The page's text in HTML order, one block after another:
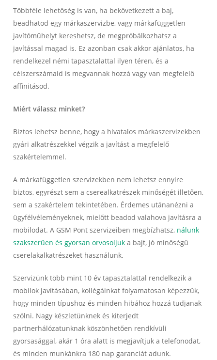
Többféle lehetőség is van, ha bekövetkezett a baj,
beadhatod egy márkaszervizbe, vagy márkafüggetlen
javítóműhelyt kereshetsz, de megpróbálkozhatsz a
javítással magad is. Ez azonban csak akkor ajánlatos, ha
rendelkezel némi tapasztalattal ilyen téren, és a
célszerszámaid is megvannak hozzá vagy van megfelelő
affinitásod.
Miért válassz minket?
Biztos lehetsz benne, hogy a hivatalos márkaszervizekben
gyári alkatrészekkel végzik a javítást a megfelelő
szakértelemmel.
A márkafüggetlen szervizekben nem lehetsz ennyire
biztos, egyrészt sem a cserealkatrészek minőségét illetően,
sem a szakértelem tekintetében. Érdemes utánanézni a
ügyfélvéleményeknek, mielőtt beadod valahova javításra a
mobilodat. A GSM Pont szervizeiben megbízhatsz, nálunk
szakszerűen és gyorsan orvosoljuka bajt, jó minőségű
cserelakalkatrészeket használunk.
Szervizünk több mint 10 év tapasztalattal rendelkezik a
mobilok javításában, kollégáinkat folyamatosan képezzük,
hogy minden típushoz és minden hibához hozzá tudjanak
szólni. Nagy készletünknek és kiterjedt
partnerhálózatunknak köszönhetően rendkívüli
gyorsasággal, akár 1 óra alatt is megjavítjuk a telefonodat,
és minden munkánkra 180 nap garanciát adunk.